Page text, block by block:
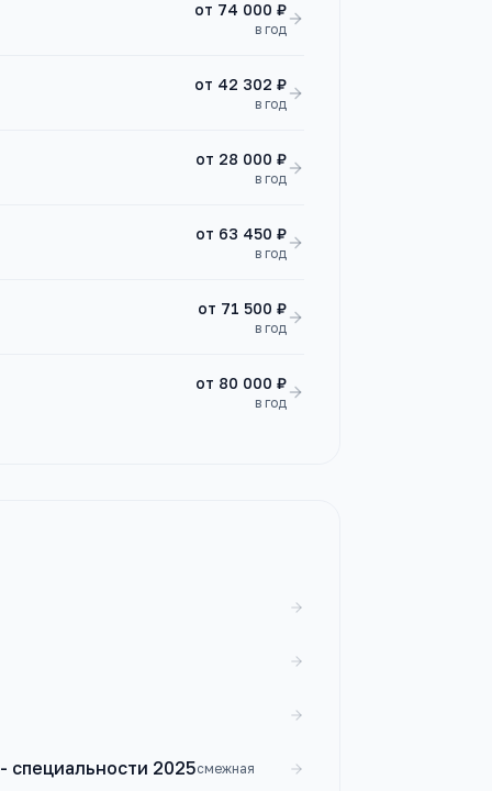
от 74 000 ₽
в год
от 42 302 ₽
в год
от 28 000 ₽
в год
от 63 450 ₽
в год
от 71 500 ₽
в год
от 80 000 ₽
в год
специальности 2025смежная